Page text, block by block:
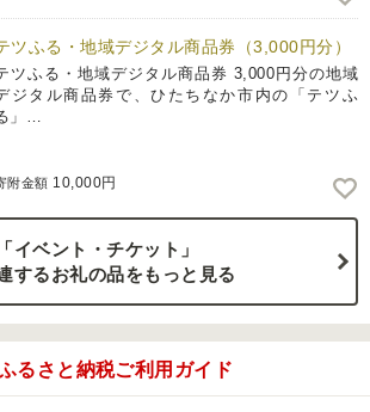
ツふる・地域デジタル商品券（3,000円分）
ツふる・地域デジタル商品券 3,000円分の地域
ジタル商品券で、ひたちなか市内の「テツふ
」…
附金額 10,000円
「イベント・チケット」
するお礼の品をもっと見る
るさと納税ご利用ガイド